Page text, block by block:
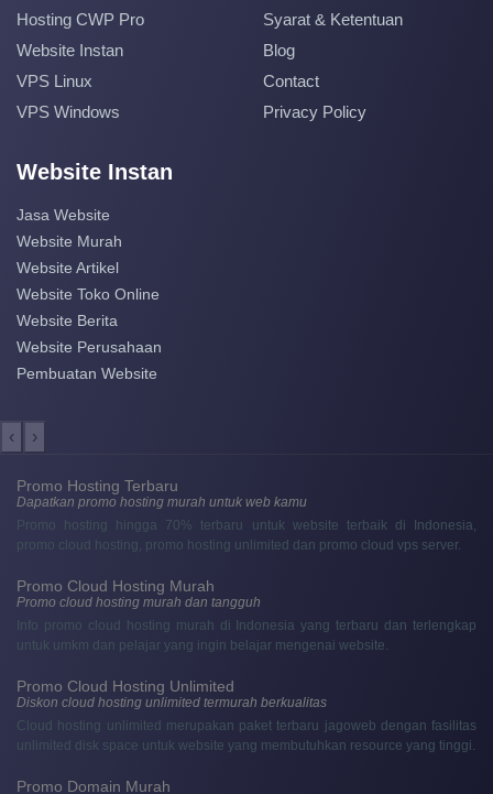
Hosting CWP Pro
Website Instan
VPS Linux
VPS Windows
Syarat & Ketentuan
Blog
Contact
Privacy Policy
Website Instan
Jasa Website
Website Murah
Website Artikel
Website Toko Online
Website Berita
Website Perusahaan
Pembuatan Website
‹ ›
Promo Hosting Terbaru
Dapatkan promo hosting murah untuk web kamu
Promo hosting hingga 70% terbaru untuk website terbaik di Indonesia,
promo cloud hosting, promo hosting unlimited dan promo cloud vps server.
Promo Cloud Hosting Murah
Promo cloud hosting murah dan tangguh
Info promo cloud hosting murah di Indonesia yang terbaru dan terlengkap
untuk umkm dan pelajar yang ingin belajar mengenai website.
Promo Cloud Hosting Unlimited
Diskon cloud hosting unlimited termurah berkualitas
Cloud hosting unlimited merupakan paket terbaru jagoweb dengan fasilitas
unlimited disk space untuk website yang membutuhkan resource yang tinggi.
Promo Domain Murah